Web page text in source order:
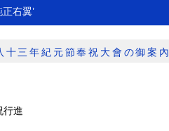
右翼’
十三年紀元節奉祝大會の御案內
進